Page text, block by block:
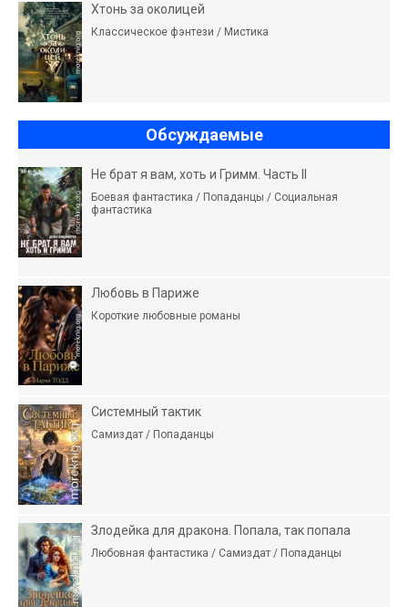
Хтонь за околицей
Классическое фэнтези / Мистика
Обсуждаемые
Не брат я вам, хоть и Гримм. Часть II
Боевая фантастика / Попаданцы / Социальная
фантастика
Любовь в Париже
Короткие любовные романы
Системный тактик
Самиздат / Попаданцы
Злодейка для дракона. Попала, так попала
Любовная фантастика / Самиздат / Попаданцы